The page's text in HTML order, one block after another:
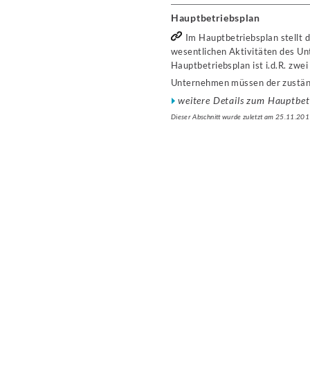
Hauptbetriebsplan
Im Hauptbetriebsplan stellt
wesentlichen Aktivitäten des
Hauptbetriebsplan ist i.d.R.
Unternehmen müssen der
weitere Details zum
Dieser Abschnitt wurde zuletzt am